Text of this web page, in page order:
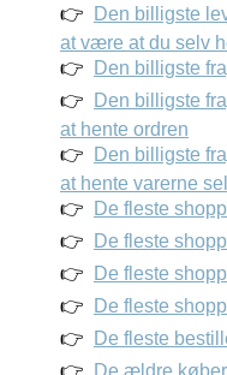
Den billigste
at være at du selv
Den billigste
Den billigste
at hente ordren
Den billigste
at hente varerne
De fleste
De fleste
De fleste
De fleste
De fleste
De ældre